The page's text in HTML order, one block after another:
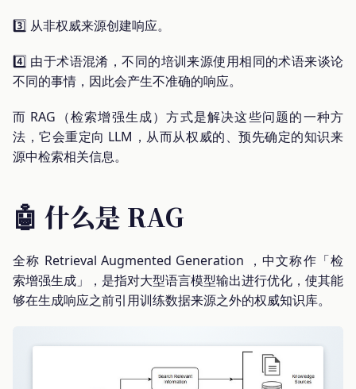
3️⃣ 从非权威来源创建响应。
4️⃣ 由于术语混淆，不同的培训来源使用相同的术语来谈论
不同的事情，因此会产生不准确的响应。
而 RAG（检索增强生成）方式是解决这些问题的一种方
法，它会重定向 LLM，从而从权威的、预先确定的知识来
源中检索相关信息。
🤖 什么是 RAG
全称 Retrieval Augmented Generation ，中文称作「检
索增强生成」，是指对大型语言模型输出进行优化，使其能
够在生成响应之前引用训练数据来源之外的权威知识库。